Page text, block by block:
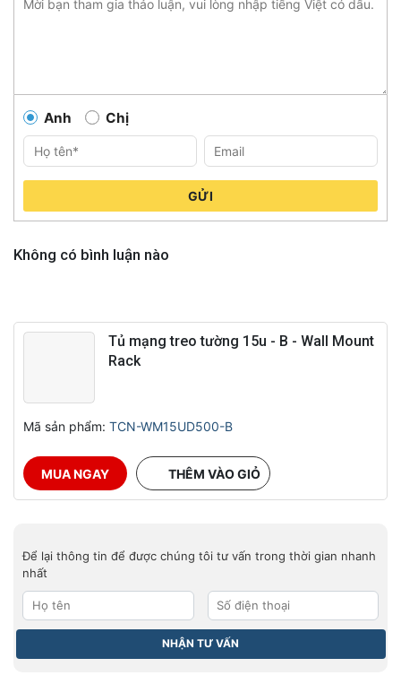
Anh Chị
GỬI
Không có bình luận nào
Tủ mạng treo tường 15u - B - Wall Mount
Rack
Mã sản phẩm: TCN-WM15UD500-B
MUA NGAY THÊM VÀO GIỎ
Để lại thông tin để được chúng tôi tư vấn trong thời gian nhanh
nhất